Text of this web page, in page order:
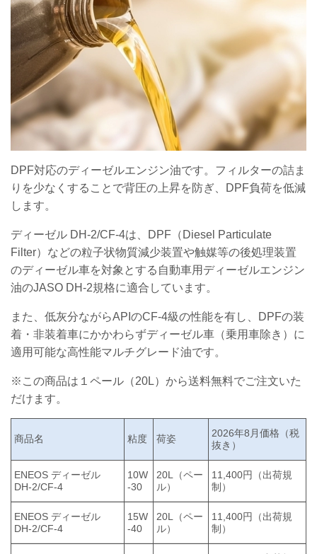
DPF対応のディーゼルエンジン油です。フィルターの詰ま
りを少なくすることで背圧の上昇を防ぎ、DPF負荷を低減
します。
ディーゼル DH-2/CF-4は、DPF（Diesel Particulate
Filter）などの粒子状物質減少装置や触媒等の後処理装置
のディーゼル車を対象とする自動車用ディーゼルエンジン
油のJASO DH-2規格に適合しています。
また、低灰分ながらAPIのCF-4級の性能を有し、DPFの装
着・非装着車にかかわらずディーゼル車（乗用車除き）に
適用可能な高性能マルチグレード油です。
※この商品は１ペール（20L）から送料無料でご注文いた
だけます。
商品名 粘度 荷姿
2026年8月価格（税
抜き）
ENEOS ディーゼル
DH-2/CF-4
10W
-30
20L（ペー
ル）
11,400円（出荷規
制）
ENEOS ディーゼル
DH-2/CF-4
15W
-40
20L（ペー
ル）
11,400円（出荷規
制）